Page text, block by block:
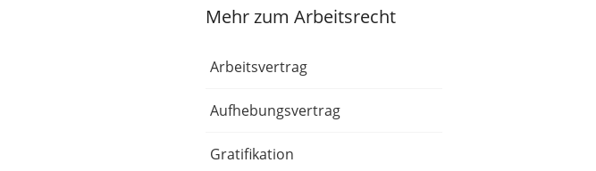
Mehr zum Arbeitsrecht
Arbeitsvertrag
Aufhebungsvertrag
Gratifikation